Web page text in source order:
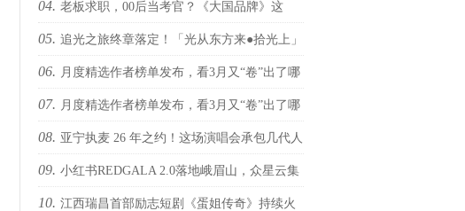
落幕 朴宰范、边伯贤、RIIZE、BILLKIN、PP
KR
04. 老板求职，00后当考官？《大国品牌》这
场“反向招聘”脱口秀，让企业家“集体破防”
05. 追光之旅终章落定！「光从东方来●拾光上」
音乐会定档4月20日
06. 月度精选作者榜单发布，看3月又“卷”出了哪
些抖音爆款？
07. 月度精选作者榜单发布，看3月又“卷”出了哪
些抖音爆款？
08. 亚宁执麦 26 年之约！这场演唱会承包几代人
的回忆
09. 小红书REDGALA 2.0落地峨眉山，众星云集
共赴春日野心之约
10. 江西瑞昌首部励志短剧《蛋姐传奇》持续火